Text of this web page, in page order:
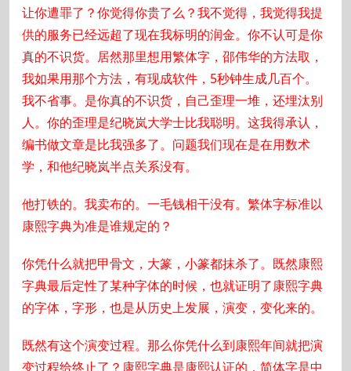
让你遭罪了？你觉得你贵了么？我不觉得，我觉得我提
供的服务已经远超了现在我标明的润金。你不认可是你
真的不识货。居然那里想用繁体字，邵伟华的方法取，
我如果用那个方法，有现成软件，5秒钟生成几百个。
我不省事。是你真的不识货，自己歪理一堆，还埋汰别
人。你的歪理是纪晓岚大学士比我聪明。这我得承认，
编书做文章是比我强多了。问题我们现在是在用数术
学，和他纪晓岚半点关系没有。
他打铁的。我卖布的。一毛钱相干没有。繁体字标准以
康熙字典为准是谁规定的？
你凭什么就把甲骨文，大篆，小篆都抹杀了。既然康熙
字典最后定性了某种字体的时候，也就证明了康熙字典
的字体，字形，也是从历史上发展，演变，变化来的。
既然有这个演变过程。那么你凭什么到康熙年间就把演
变过程给终止了？康熙字典是康熙认证的，简体字是中